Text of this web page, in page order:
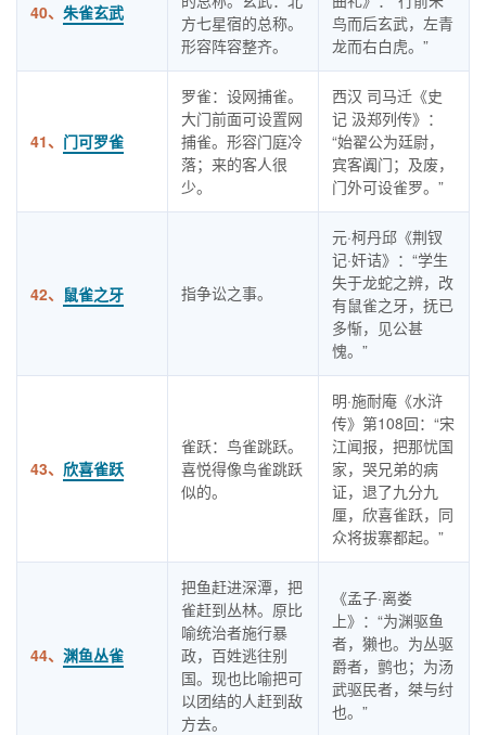
40、 朱雀玄武
方七星宿的总称。
形容阵容整齐。
鸟而后玄武，左青
龙而右白虎。”
41、 门可罗雀
罗雀：设网捕雀。
大门前面可设置网
捕雀。形容门庭冷
落；来的客人很
少。
西汉 司马迁《史
记 汲郑列传》：
“始翟公为廷尉，
宾客阗门；及废，
门外可设雀罗。”
42、 鼠雀之牙 指争讼之事。
元·柯丹邱《荆钗
记·奸诘》：“学生
失于龙蛇之辨，改
有鼠雀之牙，抚已
多惭，见公甚
愧。”
43、 欣喜雀跃
雀跃：鸟雀跳跃。
喜悦得像鸟雀跳跃
似的。
明·施耐庵《水浒
传》第108回：“宋
江闻报，把那忧国
家，哭兄弟的病
证，退了九分九
厘，欣喜雀跃，同
众将拔寨都起。”
44、 渊鱼丛雀
把鱼赶进深潭，把
雀赶到丛林。原比
喻统治者施行暴
政，百姓逃往别
国。现也比喻把可
以团结的人赶到敌
方去。
《孟子·离娄
上》：“为渊驱鱼
者，獭也。为丛驱
爵者，鹯也；为汤
武驱民者，桀与纣
也。”